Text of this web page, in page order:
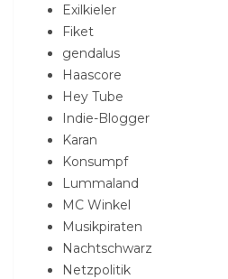
Exilkieler
Fiket
gendalus
Haascore
Hey Tube
Indie-Blogger
Karan
Konsumpf
Lummaland
MC Winkel
Musikpiraten
Nachtschwarz
Netzpolitik